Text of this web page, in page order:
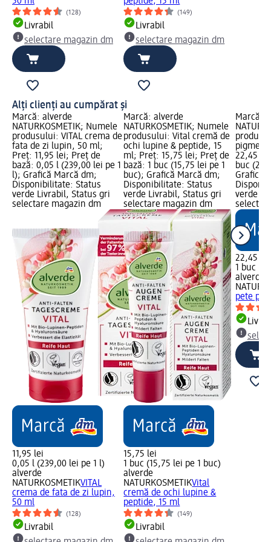
(128)
Livrabil
selectare magazin dm
(149)
Livrabil
selectare magazin dm
Alți clienți au cumpărat și
Marcă: alverde
NATURKOSMETIK; Numele
produsului: VITAL crema de
fata de zi lupin, 50 ml;
Preț: 11,95 lei; Preț de
bază: 0,05 l (239,00 lei pe 1
l); Grafică Marcă dm;
Disponibilitate: Status
verde Livrabil, Status gri
selectare magazin dm
11,95 lei
0,05 l (239,00 lei pe 1 l)
alverde
NATURKOSMETIKVITAL
crema de fata de zi lupin,
50 ml
(128)
Livrabil
Marcă: alverde
NATURKOSMETIK; Numele
produsului: Vital cremă de
ochi lupine & peptide, 15
ml; Preț: 15,75 lei; Preț de
bază: 1 buc (15,75 lei pe 1
buc); Grafică Marcă dm;
Disponibilitate: Status
verde Livrabil, Status gri
selectare magazin dm
15,75 lei
1 buc (15,75 lei pe 1 buc)
alverde
NATURKOSMETIKVital
cremă de ochi lupine &
peptide, 15 ml
(149)
Livrabil
Marcă:
22,45
buc
Grafică
verde
22,45 lei
1 buc
alverde
pete